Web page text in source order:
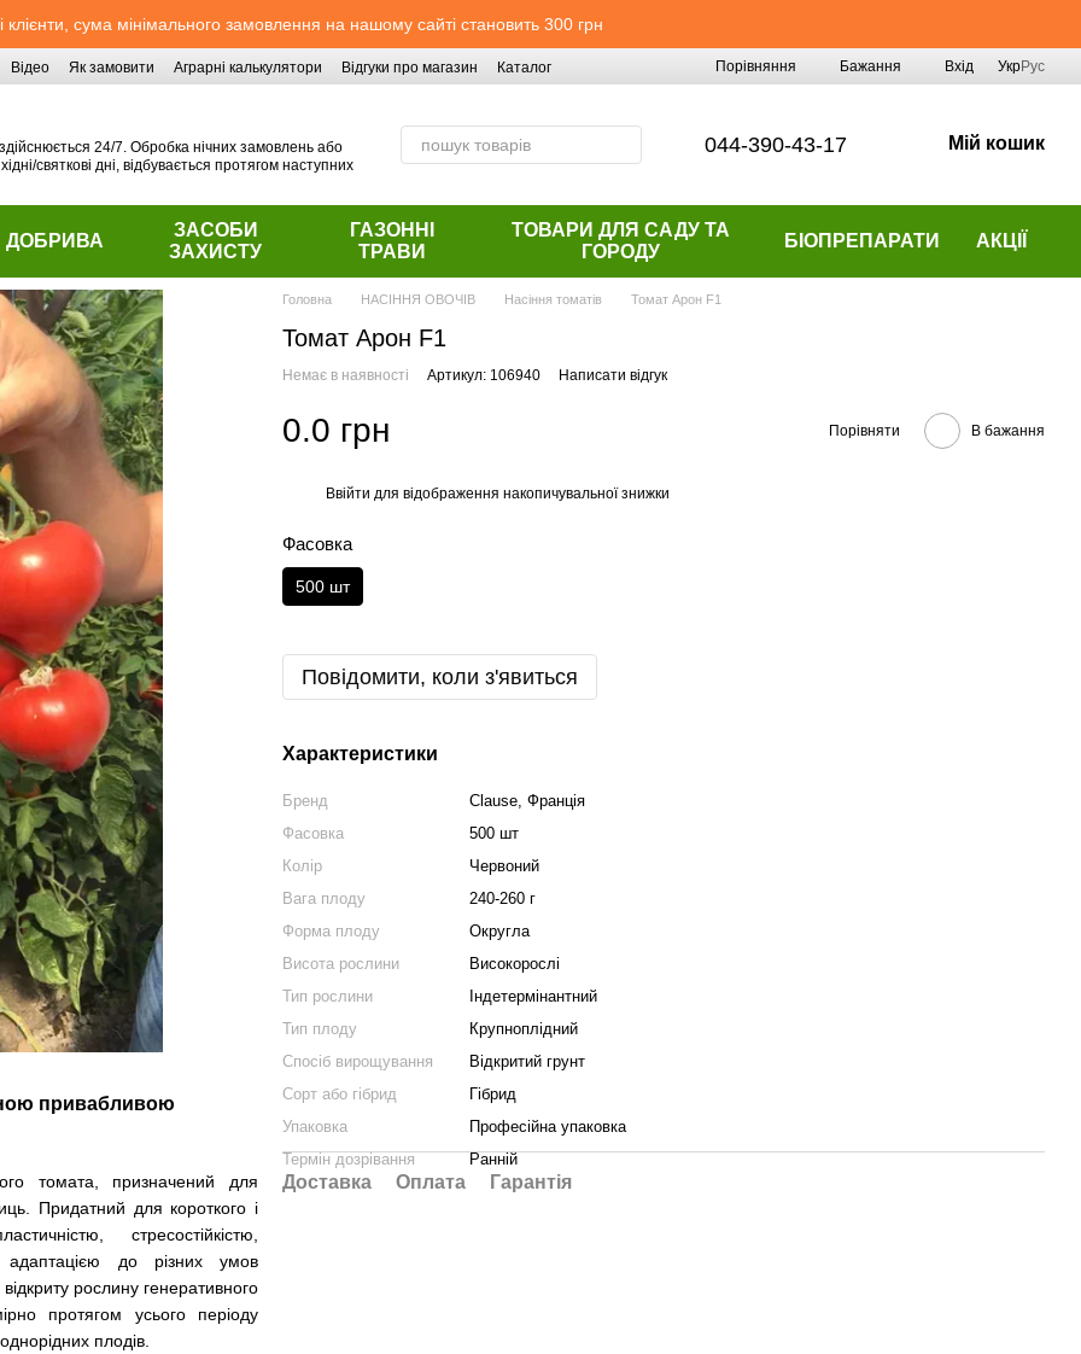
клієнти, сума мінімального замовлення на нашому сайті становить 300 грн
Відео Як замовити Аграрні калькулятори Відгуки про магазин Каталог Порівняння Бажання Вхід УкрРус
24/7. Обробка нічних замовлень або
святкові дні, відбувається протягом наступних
044-390-43-17 Мій кошик
ДОБРИВА
ЗАСОБИ
ЗАХИСТУ
ГАЗОННІ
ТРАВИ
ТОВАРИ ДЛЯ САДУ ТА
ГОРОДУ
БІОПРЕПАРАТИ АКЦІЇ
привабливою
томата, призначений для
Придатний для короткого і
стресостійкістю,
адаптацією до різних умов
рослину генеративного
протягом усього періоду
плодів.
Головна НАСІННЯ ОВОЧІВ Насіння томатів Томат Арон F1
Томат Арон F1
Немає в наявності Артикул: 106940 Написати відгук
0.0 грн Порівняти В бажання
Ввійти для відображення накопичувальної знижки
Фасовка
500 шт
Повідомити, коли з'явиться
Характеристики
Бренд
Clause, Франція
Фасовка
500 шт
Колір
Червоний
Вага плоду
240-260 г
Форма плоду
Округла
Висота рослини
Високорослі
Тип рослини
Індетермінантний
Тип плоду
Крупноплідний
Спосіб вирощування
Відкритий грунт
Сорт або гібрид
Гібрид
Упаковка
Професійна упаковка
Термін дозрівання
Ранній
Доставка Оплата Гарантія